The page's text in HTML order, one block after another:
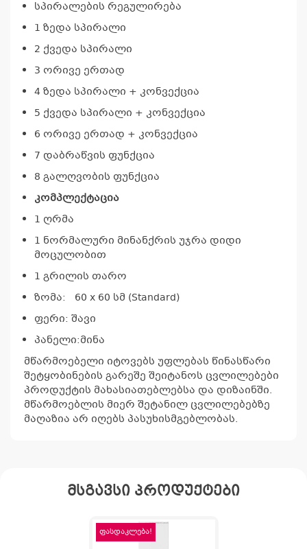
სპირალების რეგულირება
1 ზედა სპირალი
2 ქვედა სპირალი
3 ორივე ერთად
4 ზედა სპირალი + კონვექცია
5 ქვედა სპირალი + კონვექცია
6 ორივე ერთად + კონვექცია
7 დაბრაწვის ფუნქცია
8 გალღვობის ფუნქცია
კომპლექტაცია
1 ღრმა
1 ნორმალური მინანქრის უჯრა დიდი
მოცულობით
1 გრილის თარო
ზომა: 60 x 60 სმ (Standard)
ფერი: შავი
პანელი:მინა
მწარმოებელი იტოვებს უფლებას წინასწარი
შეტყობინების გარეშე შეიტანოს ცვლილებები
პროდუქტის მახასიათებლებსა და დიზაინში.
მწარმოებლის მიერ შეტანილ ცვლილებებზე
მაღაზია არ იღებს პასუხისმგებლობას.
მსგავსი პროდუქტები
ფასდაკლება!